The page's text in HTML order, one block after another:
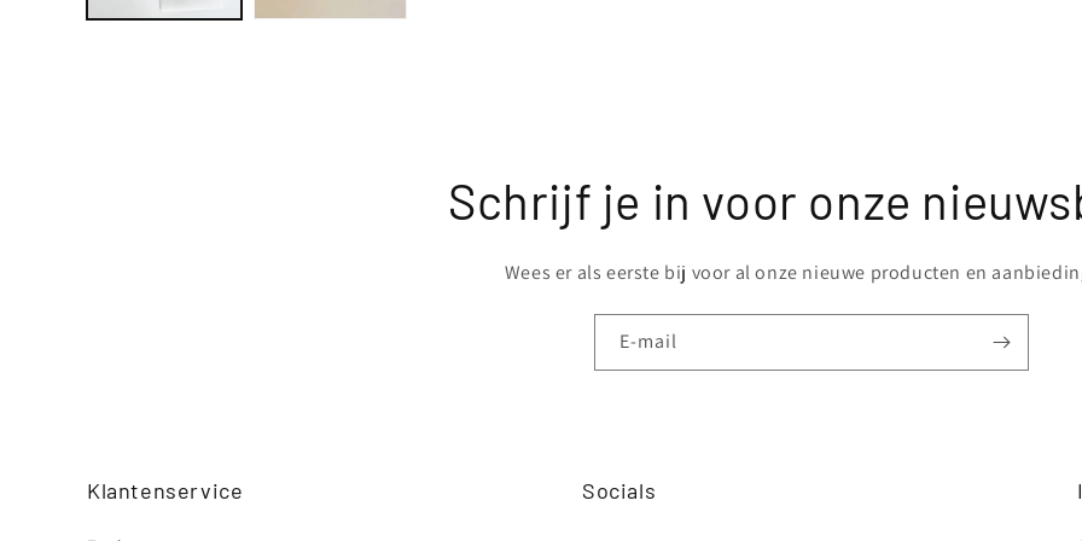
Schrijf je in voor onze
Wees er als eerste bij voor al onze nieuwe producten en
E‑mail
Klantenservice Socials